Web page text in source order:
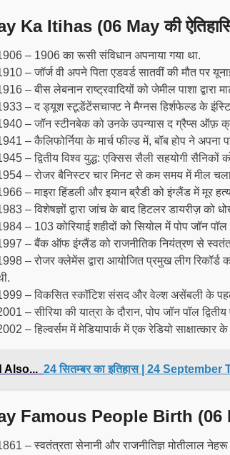
Ka Itihas (06 May की
– 1906 का रूसी संविधान अपनाया गया था.
– जॉर्ज वी अपने पिता एडवर्ड सातवीं की मौत पर
– बीस लेबनान राष्ट्रवादियों को जेमील पाशा द्वारा
– द ड्यूश स्टूडेंटेंसचाफ्ट ने मैग्नस हिर्शफेल्ड के
– जॉन स्टीनबेक को उनके उपन्यास द ग्रैप्स ऑफ़
– कैलिफोर्निया के मार्च फील्ड में, बॉब होप ने अपना
– द्वितीय विश्व युद्ध: एक्सिस सैली सहयोगी सैनिकों
– रोजर बैनिस्टर चार मिनट से कम समय में मील
– माइरा हिंडली और इयान ब्रैडी को इंग्लैंड में मूर
– विशेषज्ञों द्वारा जांच के बाद हिटलर डायरीज़ को
– 103 कोरियाई शहीदों को सियोल में पोप जॉन पॉल
– बैंक ऑफ इंग्लैंड को राजनीतिक नियंत्रण से
– रोजर क्लेमेंस द्वारा आयोजित प्रमुख लीग
– विकसित स्कॉटिश संसद और वेल्श असेंबली के
– सीरिया की यात्रा के दौरान, पोप जॉन पॉल
– हिल्वर्सम में मेडियापार्क में एक रेडियो साक्षात्कार
Also... 24 सितम्बर का इतिहास | 24
Famous People Birth (06
– स्वतंत्रता सेनानी और राजनीतिज्ञ मोतीलाल